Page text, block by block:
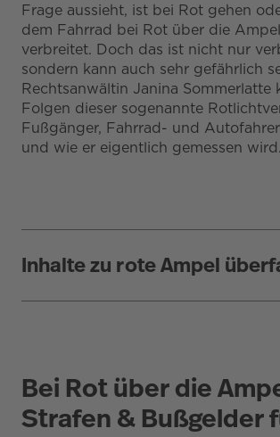
Frage aussieht, ist bei Rot gehen
dem Fahrrad bei Rot über die
verbreitet. Doch das ist nicht nur
sondern kann auch sehr gefährlich
Rechtsanwältin Janina Sommerlatte
Folgen dieser sogenannte
Fußgänger, Fahrrad- und
und wie er eigentlich gemessen wird.
Inhalte zu rote Ampel
Bei Rot über die
Strafen & Bußgelder